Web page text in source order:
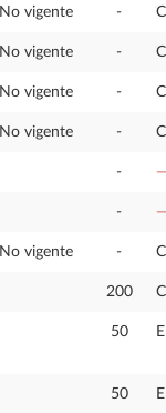
No vigente -
No vigente -
No vigente -
No vigente -
- —
- —
No vigente -
200
50
50